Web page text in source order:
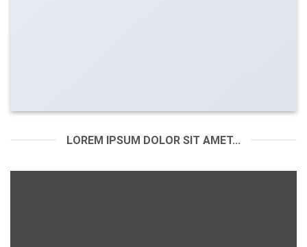
LOREM IPSUM DOLOR SIT AMET...